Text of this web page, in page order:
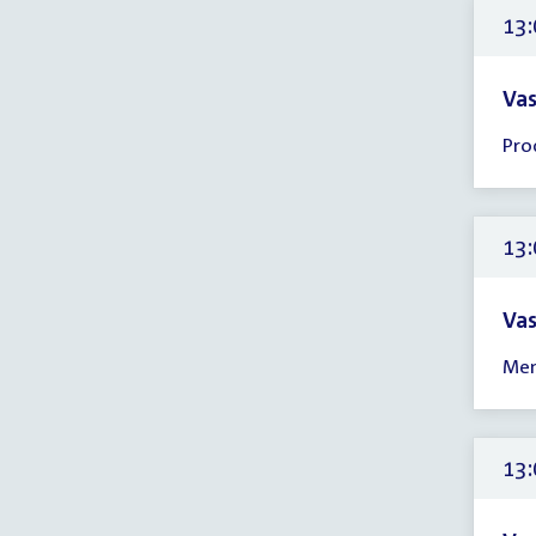
-
-